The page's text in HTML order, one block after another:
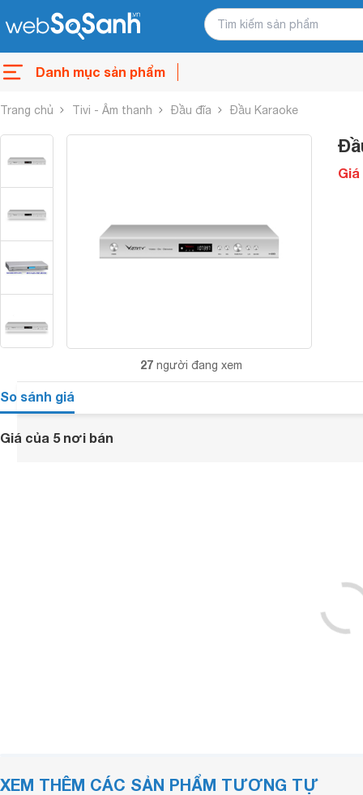
Danh mục sản phẩm
Trang chủ Tivi - Âm thanh Đầu đĩa Đầu Karaoke
27 người đang xem
Giá
So sánh giá
Giá của 5 nơi bán
XEM THÊM CÁC SẢN PHẨM TƯƠNG TỰ